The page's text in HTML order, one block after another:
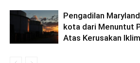
Pengadilan
kota dari Menuntut
Atas Kerusakan Iklim